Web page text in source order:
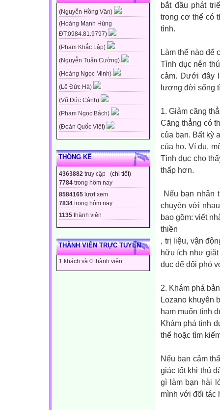
(Nguyễn Hồng Vân)
(Hoàng Mạnh Hùng
ĐT:0984.81.9797)
(Phạm Khắc Lập)
(Nguyễn Tuấn Cường)
(Hoàng Ngọc Minh)
(Lê Đức Hà)
(Vũ Đức Cảnh)
(Phạm Ngọc Bách)
(Đoàn Quốc Việt)
THỐNG KÊ
4363882 truy cập (chi tiết)
7784 trong hôm nay
8584165 lượt xem
7834 trong hôm nay
1135 thành viên
THÀNH VIÊN TRỰC TUYẾN
1 khách và 0 thành viên
bắt đầu phát
trong cơ thể có
tình.
Làm thế nào để
Tình dục nên
cảm. Dưới đây
lượng đời sống
1. Giảm căng
Căng thẳng có
của bạn. Bất kỳ
của họ. Ví dụ,
Tình dục cho
thấp hơn.
Nếu bạn nhận
chuyện với
bao gồm: viết
thiền
, trị liệu, vận
hữu ích như
dục để đối phó
2. Khám phá
Lozano khuyên
ham muốn tình
Khám phá tình
thể hoặc tìm
Nếu bạn cảm
giác tốt khi thủ
gì làm bạn hài
mình với đối tác